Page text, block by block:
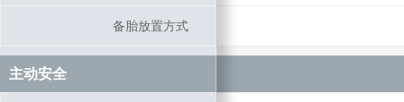
备胎放置方式
主动安全
备胎放置方式
主动安全